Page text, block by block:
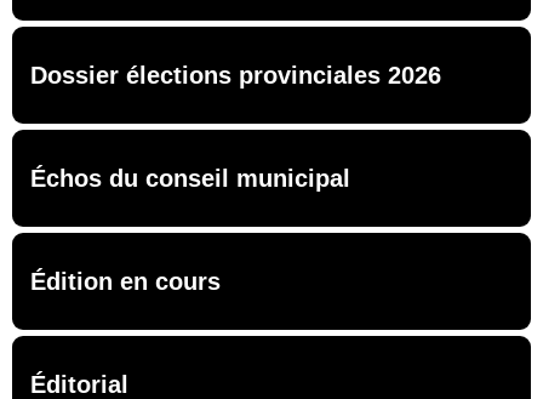
Dossier élections provinciales 2026
Échos du conseil municipal
Édition en cours
Éditorial